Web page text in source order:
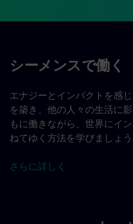
シーメンスで働く
エナジーとインパクトを感
を築き、他の人々の生活に
もに働きながら、世界にイ
ねてゆく方法を学びましょう
さらに詳しく